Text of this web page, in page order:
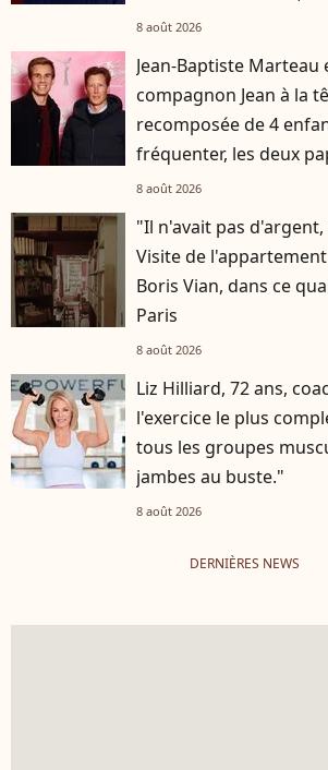
s'est occupée de tout
8 août 2026
Jean-Baptiste Marteau
compagnon Jean à la
recomposée de 4
fréquenter, les deux
connaissaient depuis
8 août 2026
"Il n'avait pas
Visite de
Boris Vian, dans ce
Paris
8 août 2026
Liz Hilliard, 72 ans,
l'exercice le plus
tous les groupes
jambes au buste."
8 août 2026
DERNIÈRES NEWS